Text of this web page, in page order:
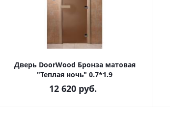
Дверь DoorWood Бронза матовая
"Теплая ночь" 0.7*1.9
12 620 руб.